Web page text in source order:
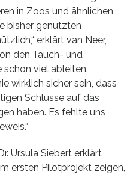
in Zoos und ähnlichen
bisher genutzten
erklärt van Neer,
den Tauch- und
viel ableiten.
wirklich sicher sein, dass
Schlüsse auf das
haben. Es fehlte uns
Ursula Siebert erklärt
ersten Pilotprojekt zeigen,